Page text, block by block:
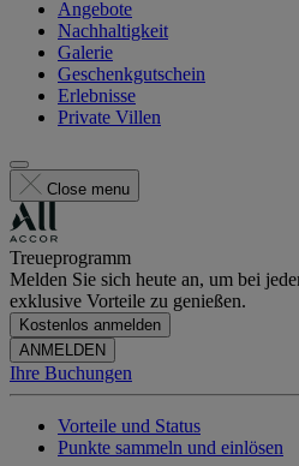
Angebote
Nachhaltigkeit
Galerie
Geschenkgutschein
Erlebnisse
Private Villen
Close menu
Treueprogramm
Melden Sie sich heute an, um bei
exklusive Vorteile zu genießen.
Kostenlos anmelden
ANMELDEN
Ihre Buchungen
Vorteile und Status
Punkte sammeln und einlösen